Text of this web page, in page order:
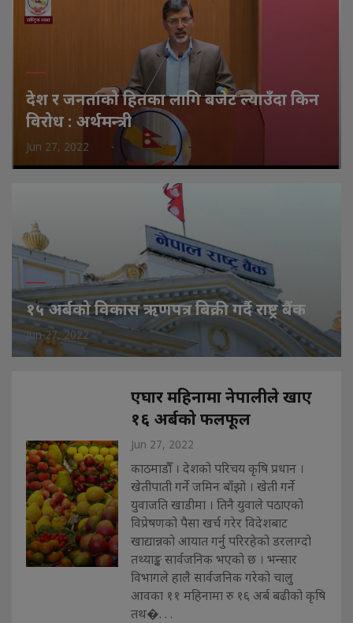
देश र जनताको हितका लागि बजेट ल्याउँदा किन
विरोध : अर्थमन्त्री
Jun 27, 2022
१५ अर्बको विकास ऋणपत्र बिक्री गर्दै राष्ट्र बैंक
Jun 27, 2022
एघार महिनामा नेपालीले खाए
१६ अर्बको फलफूल
Jun 27, 2022
काठमाडौँ । देशको परिचय कृषि प्रधान ।
खेतीपाती गर्ने जमिन बाँझो । खेती गर्ने
युवाजति खाडीमा । तिनै युवाले पठाएको
विप्रेषणको पैसा खर्च गरेर विदेशबाट
खाद्यान्नको आयात गर्नु परिरहेको डरलाग्दो
तथ्याङ्क सार्वजनिक भएको छ । भन्सार
विभागले हालै सार्वजनिक गरेको चालु
आवका ११ महिनामा रु १६ अर्ब बढीको कृषि
तथ�. . .